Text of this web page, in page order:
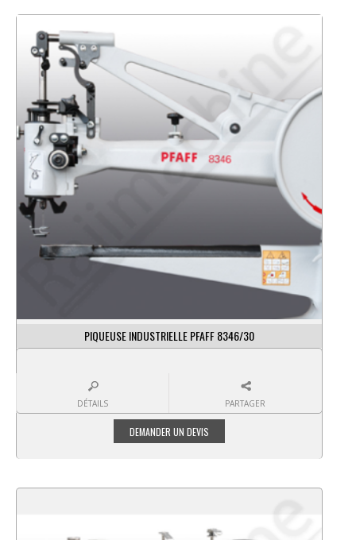
PIQUEUSE INDUSTRIELLE PFAFF 8346/30
DÉTAILS PARTAGER